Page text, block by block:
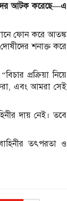
আটক করেছে—এ
ফোন করে আতঙ্ক
শনাক্ত করে
প্রক্রিয়া নিয়ে
করা, এবং আমরা সেই
দায় নেই। তবে
তৎপরতা ও